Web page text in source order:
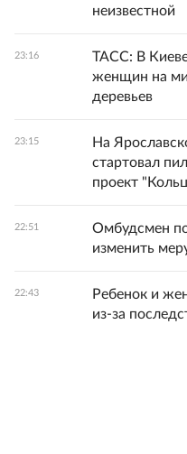
неизвестной
23:16
ТАСС: В
женщин на
деревьев
23:15
На
стартовал
проект
22:51
Омбудсмен
изменить
22:43
Ребенок и
из-за